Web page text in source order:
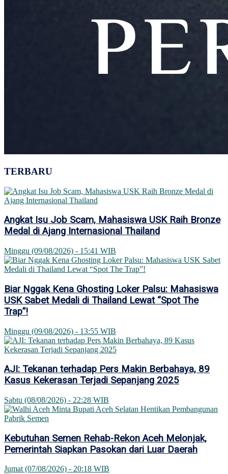
TERBARU
Angkat Isu Job Scam, Mahasiswa USK Raih Bronze
Medal di Ajang Internasional Thailand
Minggu (09/08/2026) - 15:41 WIB
Biar Nggak Kena Ghosting Loker Palsu: Mahasiswa
USK Sabet Medali di Thailand Lewat “Spot The
Trap”!
Minggu (09/08/2026) - 13:55 WIB
AJI: Tekanan terhadap Pers Makin Berbahaya, 89
Kasus Kekerasan Terjadi Sepanjang 2025
Sabtu (08/08/2026) - 22:28 WIB
Kebutuhan Semen Rehab-Rekon Aceh Melonjak,
Pemerintah Siapkan Pasokan dari Luar Daerah
Jumat (07/08/2026) - 20:18 WIB